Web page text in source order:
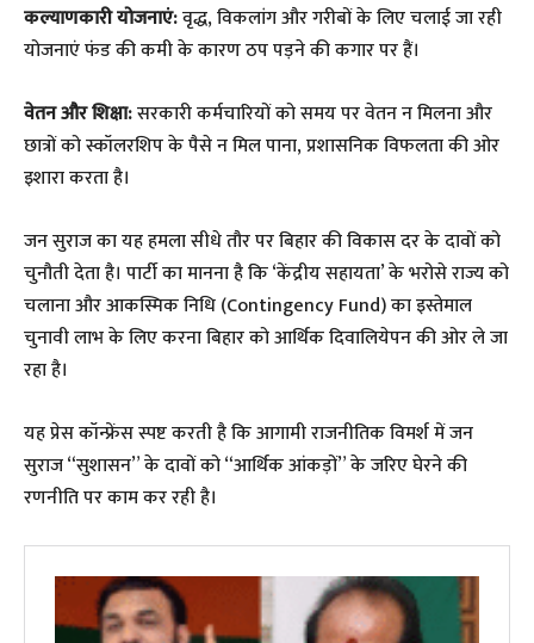
कल्याणकारी योजनाएं:वृद्ध, विकलांग और गरीबों के लिए चलाई जा रही
योजनाएं फंड की कमी के कारण ठप पड़ने की कगार पर हैं।
वेतन और शिक्षा:सरकारी कर्मचारियों को समय पर वेतन न मिलना और
छात्रों को स्कॉलरशिप के पैसे न मिल पाना, प्रशासनिक विफलता की ओर
इशारा करता है।
जन सुराज का यह हमला सीधे तौर पर बिहार की विकास दर के दावों को
चुनौती देता है। पार्टी का मानना है कि ‘केंद्रीय सहायता’ के भरोसे राज्य को
चलाना और आकस्मिक निधि (Contingency Fund) का इस्तेमाल
चुनावी लाभ के लिए करना बिहार को आर्थिक दिवालियेपन की ओर ले जा
रहा है।
​यह प्रेस कॉन्फ्रेंस स्पष्ट करती है कि आगामी राजनीतिक विमर्श में जन
सुराज “सुशासन” के दावों को “आर्थिक आंकड़ों” के जरिए घेरने की
रणनीति पर काम कर रही है।